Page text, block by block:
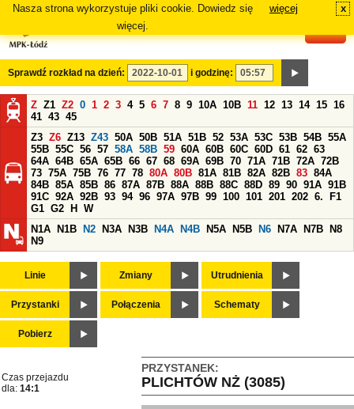
Nasza strona wykorzystuje pliki cookie. Dowiedz się
więcej.
więcej x
Sprawdź rozkład na dzień: i godzinę:
Z Z1 Z2 0 1 2 3 4 5 6 7 8 9 10A 10B 11 12 13 14 15 16
41 43 45
Z3 Z6 Z13 Z43 50A 50B 51A 51B 52 53A 53C 53B 54B 55A
55B 55C 56 57 58A 58B 59 60A 60B 60C 60D 61 62 63
64A 64B 65A 65B 66 67 68 69A 69B 70 71A 71B 72A 72B
73 75A 75B 76 77 78 80A 80B 81A 81B 82A 82B 83 84A
84B 85A 85B 86 87A 87B 88A 88B 88C 88D 89 90 91A 91B
91C 92A 92B 93 94 96 97A 97B 99 100 101 201 202 6.
F1
G1 G2 H
W
N1A
N1B N2 N3A N3B N4A N4B N5A N5B N6 N7A N7B
N8
N9
Linie Zmiany Utrudnienia
Przystanki Połączenia Schematy
Pobierz
PRZYSTANEK:
PLICHTÓW NŻ (3085)
Czas przejazdu
dla: 14:1